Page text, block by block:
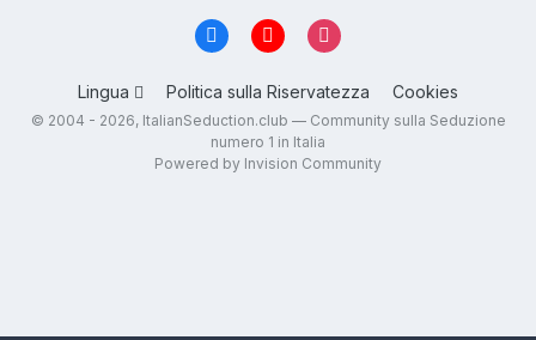
Lingua Politica sulla Riservatezza Cookies
© 2004 - 2026, ItalianSeduction.club — Community sulla Seduzione
numero 1 in Italia
Powered by Invision Community